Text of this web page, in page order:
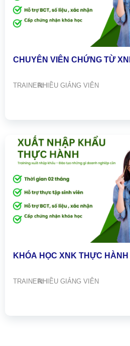
CHUYÊN VIÊN CHỨNG TỪ
TRAINER:NHIỀU GIẢNG VIÊN
KHÓA HỌC XNK THỰC
TRAINER:NHIỀU GIẢNG VIÊN